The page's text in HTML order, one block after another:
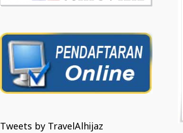
Tweets by TravelAlhijaz